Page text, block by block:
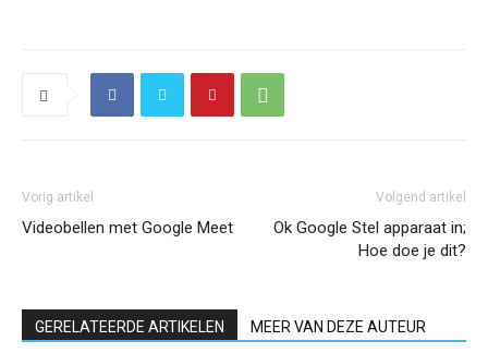
Vorig artikel
Videobellen met Google Meet
Volgend artikel
Ok Google Stel apparaat in;
Hoe doe je dit?
GERELATEERDE ARTIKELEN MEER VAN DEZE AUTEUR